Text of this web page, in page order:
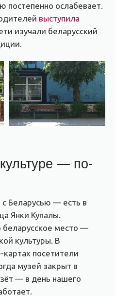
постепенно ослабевает.
выступила
изучали беларусский
— по-
Беларусью — есть в
Янки Купалы.
место —
культуры. В
посетители
музей закрыт в
— в день нашего